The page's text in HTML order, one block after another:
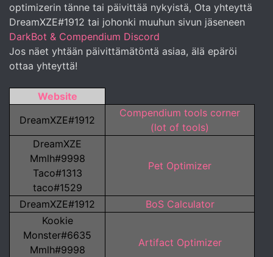
optimizerin tänne tai päivittää nykyistä, Ota yhteyttä
DreamXZE#1912 tai johonki muuhun sivun jäseneen
DarkBot & Compendium Discord
Jos näet yhtään päivittämätöntä asiaa, älä epäröi
ottaa yhteyttä!
Website
DreamXZE#1912
Compendium tools corner
(lot of tools)
DreamXZE
Mmlh#9998
Taco#1313
taco#1529
Pet Optimizer
DreamXZE#1912
BoS Calculator
Kookie
Monster#6635
Mmlh#9998
Artifact Optimizer